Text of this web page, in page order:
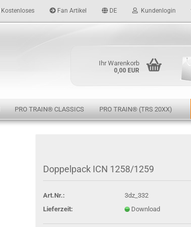
Kostenloses Fan Artikel DE Kundenlogin
Passwort vergessen?
Ihr Warenkorb
0,00 EUR
PRO TRAIN® CLASSICS PRO TRAIN® (TRS 20XX)
Doppelpack ICN 1258/1259
Art.Nr.:
3dz_332
Lieferzeit:
Download